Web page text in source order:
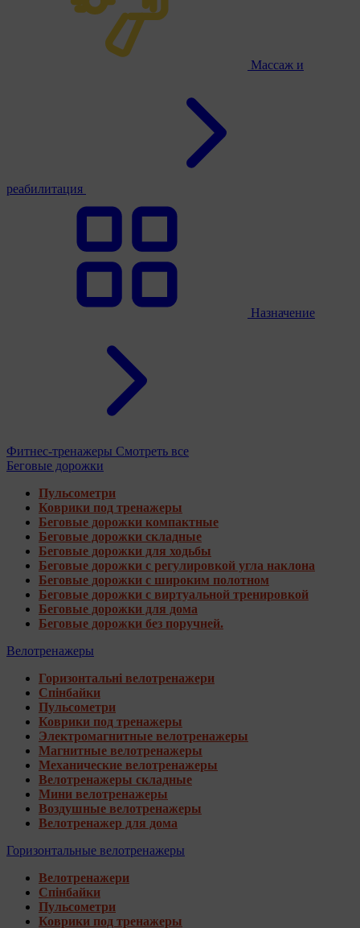
Массаж и
реабилитация
Назначение
Фитнес-тренажеры Смотреть все
Беговые дорожки
Пульсометри
Коврики под тренажеры
Беговые дорожки компактные
Беговые дорожки складные
Беговые дорожки для ходьбы
Беговые дорожки с регулировкой угла наклона
Беговые дорожки с широким полотном
Беговые дорожки с виртуальной тренировкой
Беговые дорожки для дома
Беговые дорожки без поручней.
Велотренажеры
Горизонтальні велотренажери
Спінбайки
Пульсометри
Коврики под тренажеры
Электромагнитные велотренажеры
Магнитные велотренажеры
Механические велотренажеры
Велотренажеры складные
Мини велотренажеры
Воздушные велотренажеры
Велотренажер для дома
Горизонтальные велотренажеры
Велотренажери
Спінбайки
Пульсометри
Коврики под тренажеры